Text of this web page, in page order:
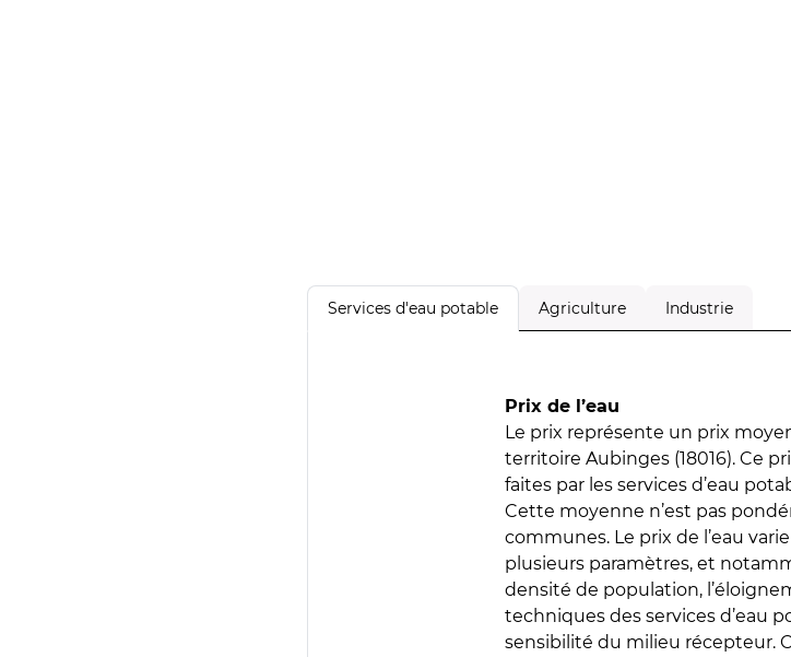
Services d'eau potable Agriculture Industrie
Prix de l’eau
Le prix représente un prix
territoire Aubinges (18016). Ce
faites par les services d’eau
Cette moyenne n’est pas
communes. Le prix de l’eau
plusieurs paramètres, et
densité de population,
techniques des services d’eau
sensibilité du milieu récepteur.